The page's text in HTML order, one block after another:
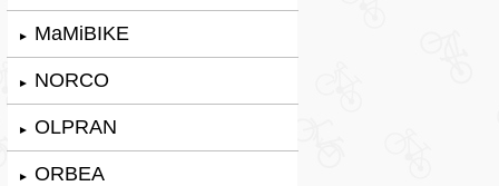
► MaMiBIKE
► NORCO
► OLPRAN
► ORBEA